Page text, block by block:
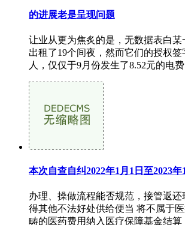
的进展老是呈现问题
让业从更为焦炙的是，无数据表白
出租了19个间夜，然而它们的授权
人，仅仅于9月份发生了8.52元的电
本次自查自纠2022年1月1日至2023年
办理、操做流程能否规范，接管返
得其他不法好处供给便当 将不属于
畴的医药费用纳入医疗保障基金结算